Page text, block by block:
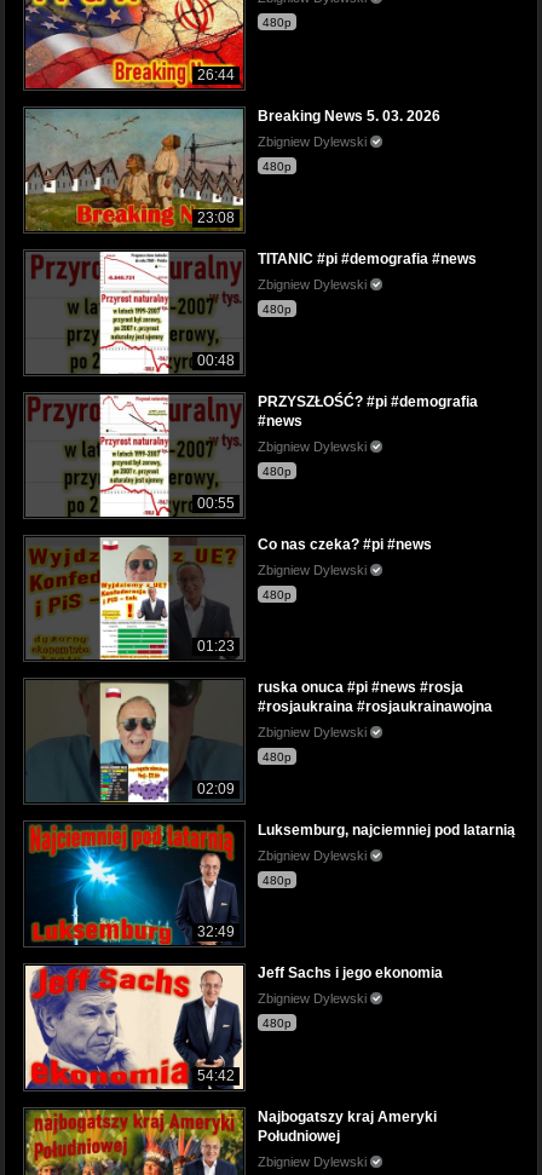
26:44
480p
23:08
Breaking News 5. 03. 2026
Zbigniew Dylewski
480p
00:48
TITANIC #pi #demografia #news
Zbigniew Dylewski
480p
00:55
PRZYSZŁOŚĆ? #pi #demografia
#news
Zbigniew Dylewski
480p
01:23
Co nas czeka? #pi #news
Zbigniew Dylewski
480p
02:09
ruska onuca #pi #news #rosja
#rosjaukraina #rosjaukrainawojna
Zbigniew Dylewski
480p
32:49
Luksemburg, najciemniej pod latarnią
Zbigniew Dylewski
480p
54:42
Jeff Sachs i jego ekonomia
Zbigniew Dylewski
480p
Najbogatszy kraj Ameryki
Południowej
Zbigniew Dylewski